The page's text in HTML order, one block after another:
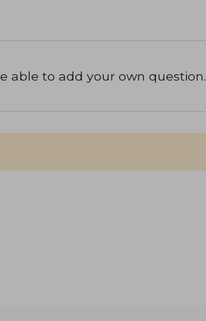
able to add your own question.